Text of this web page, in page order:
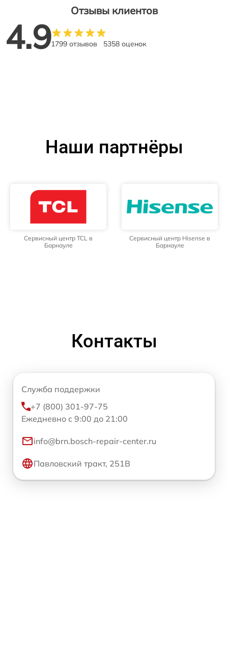
Отзывы клиентов
4.91799 отзывов 5358 оценок
Наши партнёры
Сервисный центр TCL в
Барнауле
Сервисный центр Hisense в
Барнауле
Контакты
Служба поддержки
+7 (800) 301-97-75
Ежедневно с 9:00 до 21:00
info@brn.bosch-repair-center.ru
Павловский тракт, 251В